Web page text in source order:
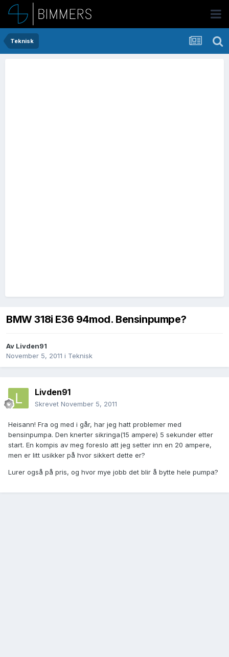
Teknisk
BMW 318i E36 94mod. Bensinpumpe?
Av Livden91
November 5, 2011 i Teknisk
Livden91
Skrevet November 5, 2011
Heisann! Fra og med i går, har jeg hatt problemer med
bensinpumpa. Den knerter sikringa(15 ampere) 5 sekunder etter
start. En kompis av meg foreslo att jeg setter inn en 20 ampere,
men er litt usikker på hvor sikkert dette er?
Lurer også på pris, og hvor mye jobb det blir å bytte hele pumpa?